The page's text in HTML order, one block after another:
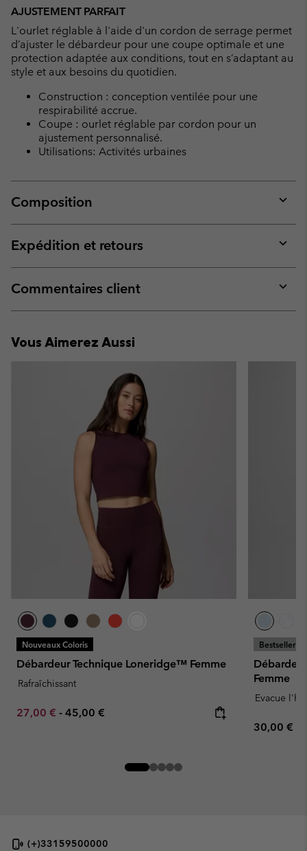
AJUSTEMENT PARFAIT
L'ourlet réglable à l'aide d'un cordon de serrage permet
d’ajuster le débardeur pour une coupe optimale et une
protection adaptée aux conditions, tout en s’adaptant au
style et aux besoins du quotidien.
Construction : conception ventilée pour une
respirabilité accrue.
Coupe : ourlet réglable par cordon pour un
ajustement personnalisé.
Utilisations: Activités urbaines
Composition
or
Expédition et retours
or
Commentaires client
or
Vous Aimerez Aussi
Nouveaux Coloris
Débardeur Technique Loneridge™ Femme
Rafraîchissant
Minimum sale price:
27,00 € - Maximum price:
45,00 €
Bestseller
Femme
Evacue
Regular
30,00 €
(+)33159500000